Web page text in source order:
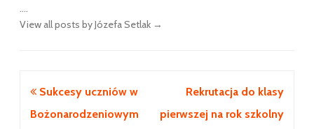
....
View all posts by Józefa Setlak →
Nawigacja
wpisu
Sukcesy uczniów w
Bożonarodzeniowym
Rekrutacja do klasy
pierwszej na rok szkolny